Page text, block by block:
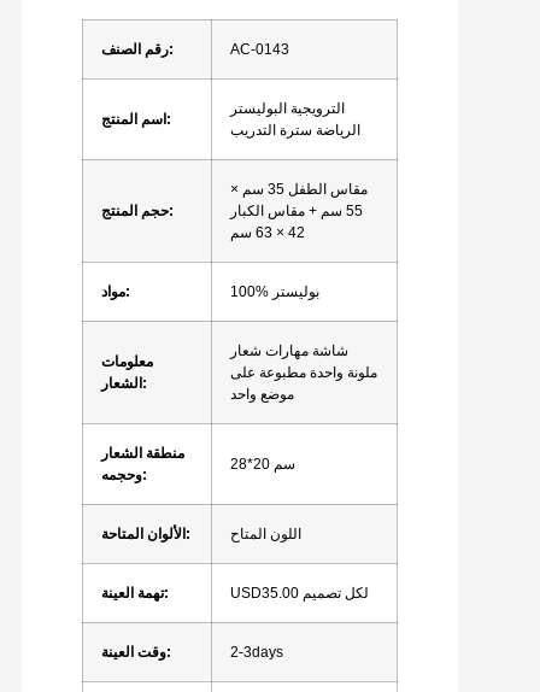
رقم الصنف: AC-0143
اسم المنتج:
الترويجية البوليستر
الرياضة سترة التدريب
حجم المنتج:
مقاس الطفل 35 سم ×
55 سم + مقاس الكبار
42 × 63 سم
مواد: 100% بوليستر
معلومات
الشعار:
شاشة مهارات شعار
ملونة واحدة مطبوعة على
موضع واحد
منطقة الشعار
وحجمه:
28*20 سم
الألوان المتاحة: اللون المتاح
تهمة العينة: USD35.00 لكل تصميم
وقت العينة: 2-3days